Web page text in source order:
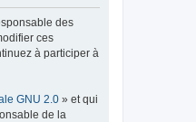
des
ces
à participer à
GNU 2.0 » et qui
de la